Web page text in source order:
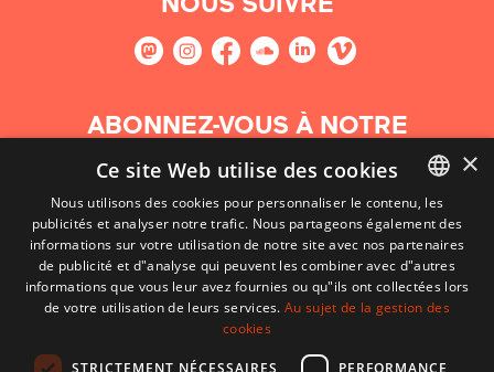
ABONNEZ-VOUS À NOTRE
NEWSLETTER
S'abonner
BASQUE
FRENCH
×
Ce site Web utilise des cookies
Nous utilisons des cookies pour personnaliser le contenu, les
publicités et analyser notre trafic. Nous partageons également des
informations sur votre utilisation de notre site avec nos partenaires
de publicité et d"analyse qui peuvent les combiner avec d"autres
informations que vous leur avez fournies ou qu"ils ont collectées lors
de votre utilisation de leurs services.Au sujet de la gestion des
cookies
STRICTEMENT NÉCESSAIRES PERFORMANCE